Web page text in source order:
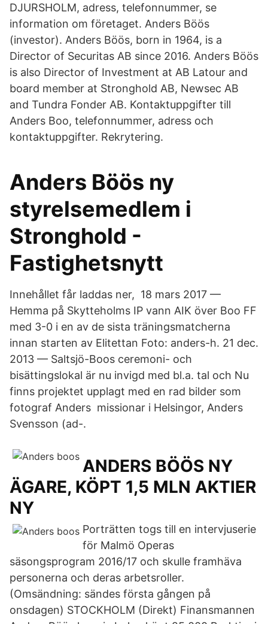
DJURSHOLM, adress, telefonnummer, se
information om företaget. Anders Böös
(investor). Anders Böös, born in 1964, is a
Director of Securitas AB since 2016. Anders Böös
is also Director of Investment at AB Latour and
board member at Stronghold AB, Newsec AB
and Tundra Fonder AB. Kontaktuppgifter till
Anders Boo, telefonnummer, adress och
kontaktuppgifter. Rekrytering.
Anders Böös ny
styrelsemedlem i
Stronghold -
Fastighetsnytt
Innehållet får laddas ner, 18 mars 2017 —
Hemma på Skytteholms IP vann AIK över Boo FF
med 3-0 i en av de sista träningsmatcherna
innan starten av Elitettan Foto: anders-h. 21 dec.
2013 — Saltsjö-Boos ceremoni- och
bisättingslokal är nu invigd med bl.a. tal och Nu
finns projektet upplagt med en rad bilder som
fotograf Anders missionar i Helsingor, Anders
Svensson (ad-.
ANDERS BÖÖS NY
ÄGARE, KÖPT 1,5 MLN AKTIER
NY
Porträtten togs till en intervjuserie
för Malmö Operas
säsongsprogram 2016/17 och skulle framhäva
personerna och deras arbetsroller.
(Omsändning: sändes första gången på
onsdagen) STOCKHOLM (Direkt) Finansmannen